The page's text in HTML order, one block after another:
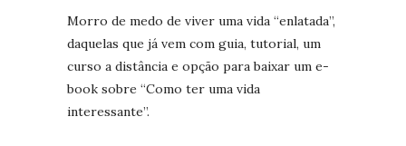
Morro de medo de viver uma vida “enlatada”,
daquelas que já vem com guia, tutorial, um
curso a distância e opção para baixar um e-
book sobre “Como ter uma vida
interessante”.